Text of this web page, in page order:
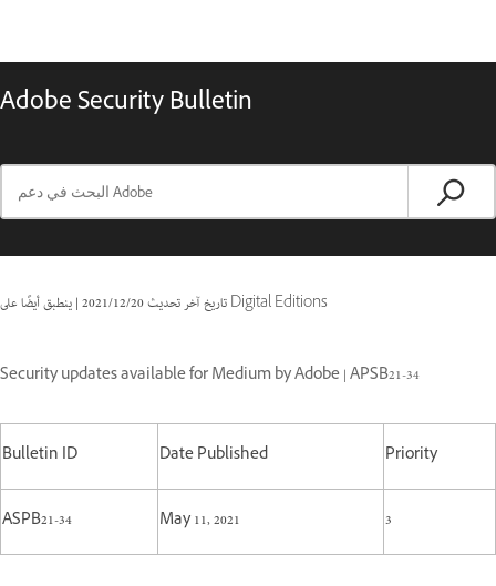
Adobe Security Bulletin
تاريخ آخر تحديث20‏/12‏/2021
| ينطبق أيضًا على Digital Editions
Security updates available for Medium by Adobe | APSB21-34
Bulletin ID Date Published Priority
ASPB21-34 May 11, 2021 3